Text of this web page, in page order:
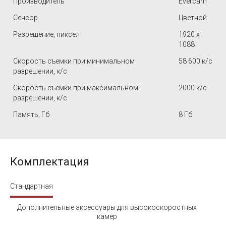
Сенсор Цветной
Разрешение, пиксел
1920 x
1088
Скорость съемки при минимальном
разрешении, к/с
58 600 к/c
Скорость съемки при максимальном
разрешении, к/с
2000 к/c
Память, Гб 8 Гб
Комплектация
Стандартная
Дополнительные аксессуары для высокоскоростных
камер